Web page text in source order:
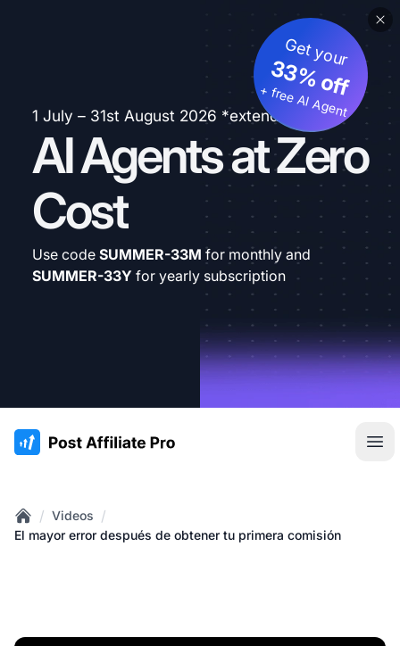
1 July – 31st August 2026 *extended
AI Agents at Zero
Cost
Get your
33% off
+ free AI Agent
Use code SUMMER-33M for monthly and
SUMMER-33Y for yearly subscription
:site.title
Home
/ Videos /
El mayor error después de obtener tu primera comisión